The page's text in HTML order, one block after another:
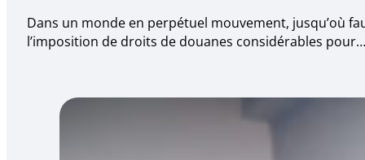
Dans un monde en perpétuel mouvement, jusqu’où
l’imposition de droits de douanes considérables pour…